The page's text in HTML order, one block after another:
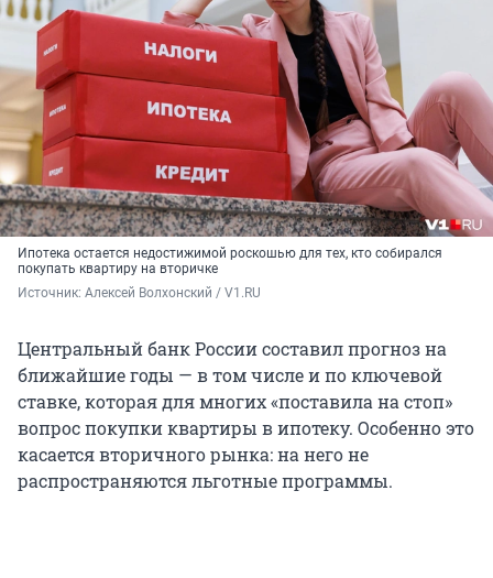
Ипотека остается недостижимой роскошью для тех, кто собирался
покупать квартиру на вторичке
Источник: Алексей Волхонский / V1.RU
Центральный банк России составил прогноз на
ближайшие годы — в том числе и по ключевой
ставке, которая для многих «поставила на стоп»
вопрос покупки квартиры в ипотеку. Особенно это
касается вторичного рынка: на него не
распространяются льготные программы.